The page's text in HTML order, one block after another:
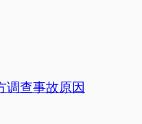
调查事故原因